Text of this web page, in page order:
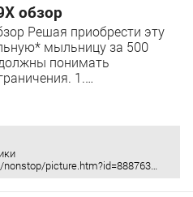
обзор
Решая приобрести эту
мыльницу за 500
понимать
1.…
picture.htm?id=888763…